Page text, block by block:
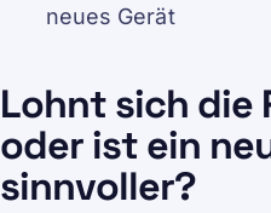
neues Gerät
Lohnt sich die
oder ist ein
sinnvoller?